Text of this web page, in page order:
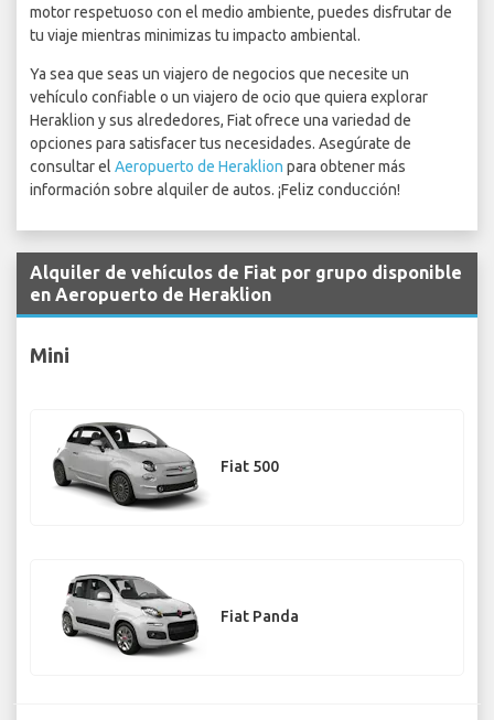
motor respetuoso con el medio ambiente, puedes disfrutar de
tu viaje mientras minimizas tu impacto ambiental.
Ya sea que seas un viajero de negocios que necesite un
vehículo confiable o un viajero de ocio que quiera explorar
Heraklion y sus alrededores, Fiat ofrece una variedad de
opciones para satisfacer tus necesidades. Asegúrate de
consultar el Aeropuerto de Heraklion para obtener más
información sobre alquiler de autos. ¡Feliz conducción!
Alquiler de vehículos de Fiat por grupo disponible
en Aeropuerto de Heraklion
Mini
Fiat 500
Fiat Panda